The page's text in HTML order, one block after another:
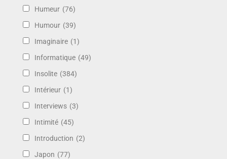
Humeur (76)
Humour (39)
Imaginaire (1)
Informatique (49)
Insolite (384)
Intérieur (1)
Interviews (3)
Intimité (45)
Introduction (2)
Japon (77)